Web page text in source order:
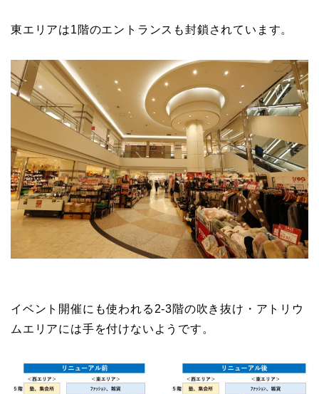
東エリアは1階のエントランスも封鎖されています。
イベント開催にも使われる2-3階の吹き抜け・アトリウ
ムエリアには手を付けないようです。